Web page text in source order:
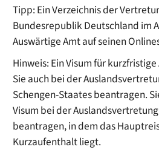
Tipp: Ein Verzeichnis der
Bundesrepublik Deutschland im
Auswärtige Amt auf seinen
Hinweis: Ein Visum für
Sie auch bei der
Schengen-Staates beantragen.
Visum bei der
beantragen, in dem das
Kurzaufenthalt liegt.